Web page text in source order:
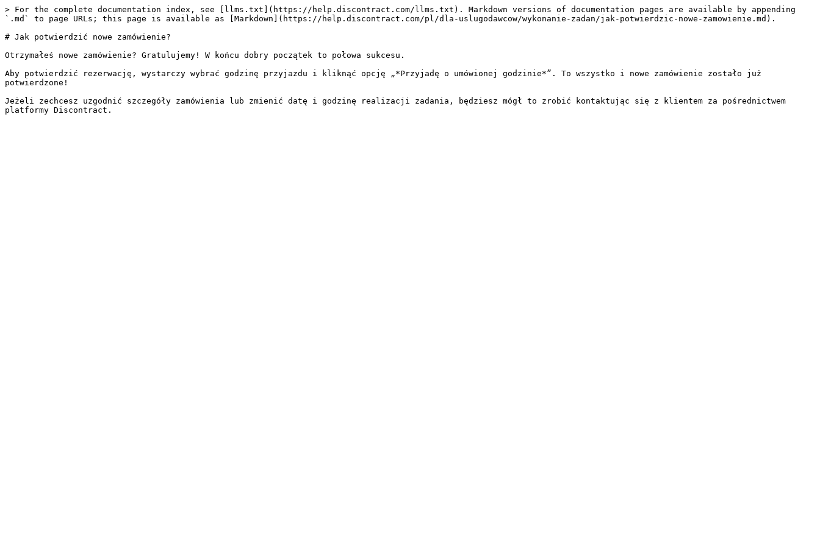
> For the complete documentation index, see [llms.txt](https://help.discontract.com/llms.txt). Markdown versions of documentation pages are available by appending
`.md` to page URLs; this page is available as [Markdown](https://help.discontract.com/pl/dla-uslugodawcow/wykonanie-zadan/jak-potwierdzic-nowe-zamowienie.md).
# Jak potwierdzić nowe zamówienie?
Otrzymałeś nowe zamówienie? Gratulujemy! W końcu dobry początek to połowa sukcesu.
Aby potwierdzić rezerwację, wystarczy wybrać godzinę przyjazdu i kliknąć opcję „*Przyjadę o umówionej godzinie*”. To wszystko i nowe zamówienie zostało już
potwierdzone!
Jeżeli zechcesz uzgodnić szczegóły zamówienia lub zmienić datę i godzinę realizacji zadania, będziesz mógł to zrobić kontaktując się z klientem za pośrednictwem